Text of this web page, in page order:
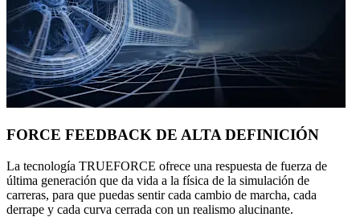
FORCE FEEDBACK DE ALTA DEFINICIÓN
La tecnología TRUEFORCE ofrece una respuesta de fuerza de
última generación que da vida a la física de la simulación de
carreras, para que puedas sentir cada cambio de marcha, cada
derrape y cada curva cerrada con un realismo alucinante.